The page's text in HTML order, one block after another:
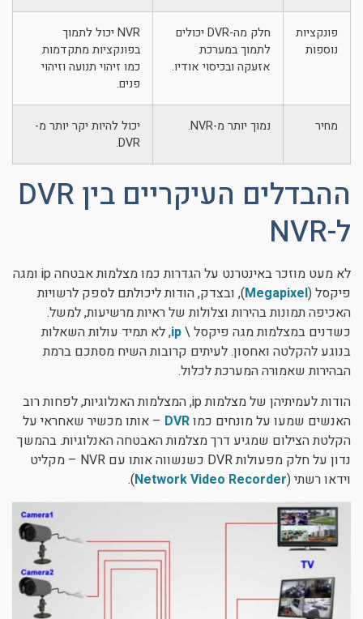
פונקציות
נוספות
חלק מה-DVR יכולים
לתמוך במערכת
אזעקה ובכיסוי אודיו.
NVR יכול לתמוך
בפונקציות מתקדמות
כמו זיהוי תנועה וזיהוי
פנים.
מחיר נמוך יותר מ-NVR.
יכול להיות יקר יותר מ-
DVR.
ההבדלים העיקריים בין DVR
ל-NVR
לא מעט מוזכר באינטרנט על הגדרות כמו מצלמות אבטחה ip ומגה
פיקסל (Megapixel), ובצדק, הודות ליכולתם לספק לרשויות
האכיפה תמונות בהירות וצלולות של ראיות מרשיעות, למשל.
כשדנים במצלמות מגה פיקסל \ip, לא תמיד עולות השאלות
בנוגע להקלטה ואחסון. לעיתים קרובות השיח מסתכם ברמת
הבהירות שאמורה המערכת לכלול.
הודות לעמיתיהן של מצלמות ip, המצלמות האנלוגיות, לפחות רוב
האנשים שמעו על מונחים כמוDVR – אותו מכשיר שאחראי על
הקלטת הצילום שמגיע דרך מצלמות האבטחה האנלוגיות. בהמשך
נדון על חלק מפעולות DVR כשנשווה אותו עם NVR – מקליט
וידאו רשתי (Network Video Recorder
).